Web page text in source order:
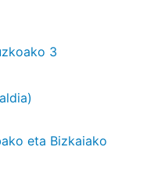
3
eta Bizkaiako